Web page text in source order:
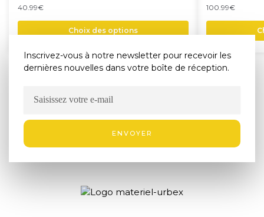
40.99€
Choix des options
100.99€
Inscrivez-vous à notre newsletter pour recevoir les
dernières nouvelles dans votre boîte de réception.
ENVOYER